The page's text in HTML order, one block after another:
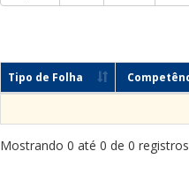
Tipo de Folha
Mostrando 0 até 0 de 0 registros